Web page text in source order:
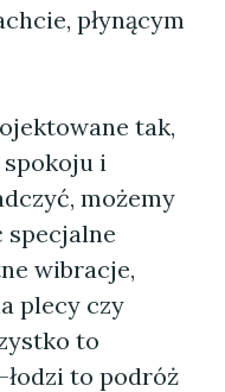
płynącym
tak,
i
możemy
wibracje,
plecy czy
to
łodzi to podróż